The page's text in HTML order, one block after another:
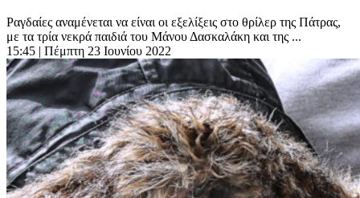
Ραγδαίες αναμένεται να είναι οι εξελίξεις στο θρίλερ της Πάτρας,
με τα τρία νεκρά παιδιά του Μάνου Δασκαλάκη και της ...
15:45 | Πέμπτη 23 Ιουνίου 2022